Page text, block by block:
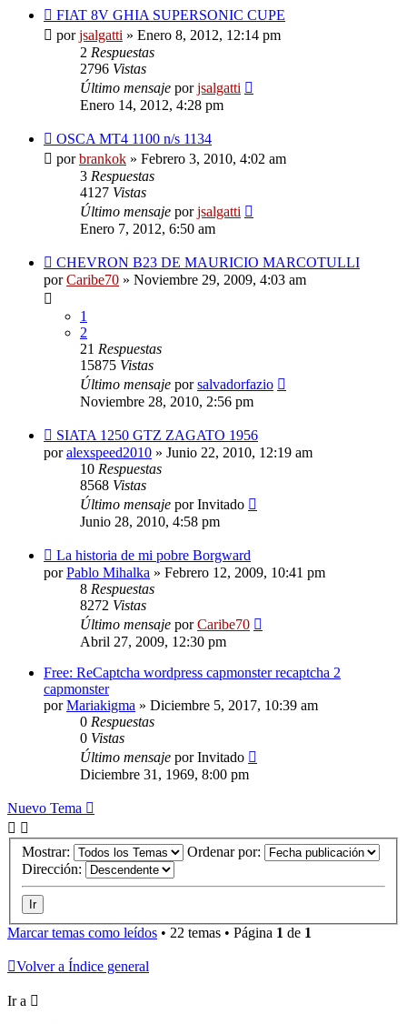
FIAT 8V GHIA SUPERSONIC CUPE
porjsalgatti » Enero 8, 2012, 12:14 pm
2 Respuestas
2796 Vistas
Último mensaje porjsalgatti
Enero 14, 2012, 4:28 pm
OSCA MT4 1100 n/s 1134
porbrankok » Febrero 3, 2010, 4:02 am
3 Respuestas
4127 Vistas
Último mensaje porjsalgatti
Enero 7, 2012, 6:50 am
CHEVRON B23 DE MAURICIO MARCOTULLI
porCaribe70 » Noviembre 29, 2009, 4:03 am
1
2
21 Respuestas
15875 Vistas
Último mensaje porsalvadorfazio
Noviembre 28, 2010, 2:56 pm
SIATA 1250 GTZ ZAGATO 1956
poralexspeed2010 » Junio 22, 2010, 12:19 am
10 Respuestas
8568 Vistas
Último mensaje porInvitado
Junio 28, 2010, 4:58 pm
La historia de mi pobre Borgward
porPablo Mihalka » Febrero 12, 2009, 10:41 pm
8 Respuestas
8272 Vistas
Último mensaje porCaribe70
Abril 27, 2009, 12:30 pm
Free: ReCaptcha wordpress capmonster recaptcha 2
capmonster
porMariakigma » Diciembre 5, 2017, 10:39 am
0 Respuestas
0 Vistas
Último mensaje porInvitado
Diciembre 31, 1969, 8:00 pm
Nuevo Tema
Mostrar:
Ordenar por:
Dirección:
Marcar temas como leídos • 22 temas • Página 1 de 1
Volver a Índice general
Ir a